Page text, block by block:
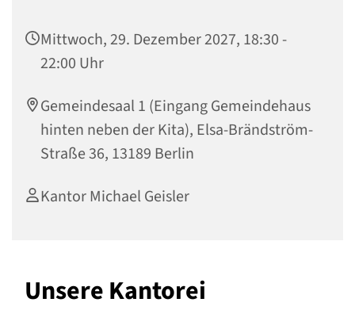
Mittwoch, 29. Dezember 2027, 18:30 -
22:00 Uhr
Gemeindesaal 1 (Eingang Gemeindehaus
hinten neben der Kita), Elsa-Brändström-
Straße 36, 13189 Berlin
Kantor Michael Geisler
Unsere Kantorei